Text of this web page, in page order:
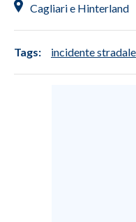
Cagliari e Hinterland
Tags: incidente stradale